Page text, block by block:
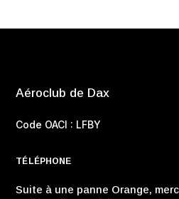
Aéroclub de Dax
Code OACI : LFBY
TÉLÉPHONE
Suite à une panne Orange,